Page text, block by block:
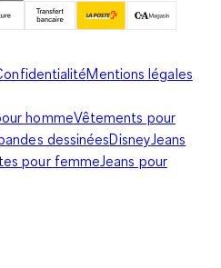
Mentions légales
hommeVêtements pour
dessinéesDisneyJeans
pour femmeJeans pour